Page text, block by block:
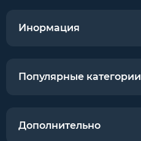
Инормация
Популярные категории
Дополнительно